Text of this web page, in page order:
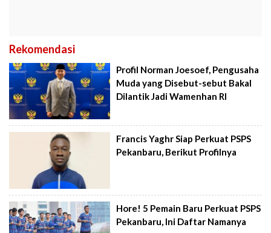
Rekomendasi
Profil Norman Joesoef, Pengusaha
Muda yang Disebut-sebut Bakal
Dilantik Jadi Wamenhan RI
Francis Yaghr Siap Perkuat PSPS
Pekanbaru, Berikut Profilnya
Hore! 5 Pemain Baru Perkuat PSPS
Pekanbaru, Ini Daftar Namanya